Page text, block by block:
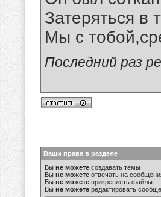
Затеряться в
Мы с
Последний раз
Ваши права в разделе
Вы не можете создавать темы
Вы не можете отвечать на
Вы не можете прикреплять файлы
Вы не можете редактировать